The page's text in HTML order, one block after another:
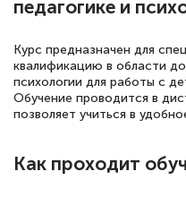
Елена
18 марта
Выражаю
повышения
полезных
педагогике и
Курс предназначен для
квалификацию в области
психологии для работы с
Обучение проводится в
позволяет учиться в
Как проходит